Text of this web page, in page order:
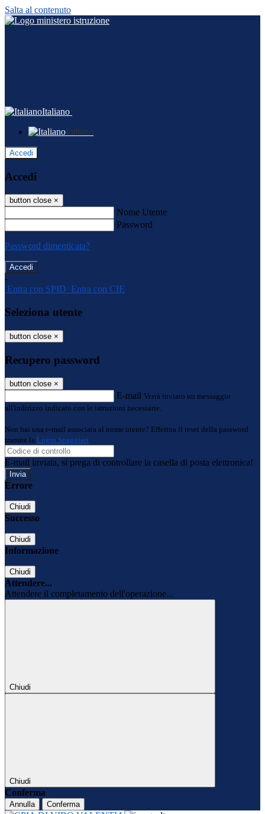
Salta al contenuto
Italiano
Italiano
Accedi
Accedi
button close ×
Nome Utente
Password
Password dimenticata?
-
Entra con SPID Entra con CIE
Seleziona utente
button close ×
Recupero password
button close ×
E-mail Verrà inviato un messaggio
all'indirizzo indicato con le istruzioni necessarie.
Non hai una e-mail associata al nome utente? Effettua il reset della password
tramite la Login Spaggiari
E-mail inviata, si prega di controllare la casella di posta elettronica!
Errore
Chiudi
Successo
Chiudi
Informazione
Chiudi
Attendere...
Attendere il completamento dell'operazione...
Chiudi
Chiudi
Conferma
Annulla Conferma